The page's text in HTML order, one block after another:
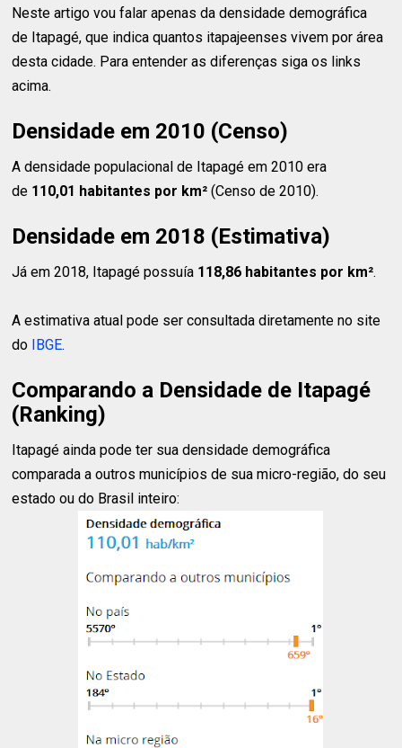
Neste artigo vou falar apenas da densidade demográfica
de Itapagé, que indica quantos itapajeenses vivem por área
desta cidade. Para entender as diferenças siga os links
acima.
Densidade em 2010 (Censo)
A densidade populacional de Itapagé em 2010 era
de 110,01 habitantes por km² (Censo de 2010).
Densidade em 2018 (Estimativa)
Já em 2018, Itapagé possuía 118,86 habitantes por km².
A estimativa atual pode ser consultada diretamente no site
do IBGE.
Comparando a Densidade de Itapagé
(Ranking)
Itapagé ainda pode ter sua densidade demográfica
comparada a outros municípios de sua micro-região, do seu
estado ou do Brasil inteiro: